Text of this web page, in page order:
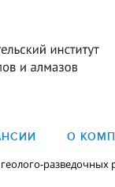
О
разведочных